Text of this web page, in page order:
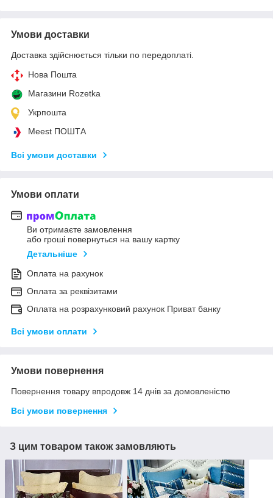
Умови доставки
Доставка здійснюється тільки по передоплаті.
Нова Пошта
Магазини Rozetka
Укрпошта
Meest ПОШТА
Всі умови доставки
Умови оплати
Ви отримаєте замовлення
або гроші повернуться на вашу картку
Детальніше
Оплата на рахунок
Оплата за реквізитами
Оплата на розрахунковий рахунок Приват банку
Всі умови оплати
Умови повернення
Повернення товару впродовж 14 днів за домовленістю
Всі умови повернення
З цим товаром також замовляють